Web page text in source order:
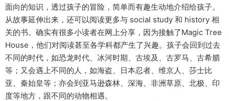
面向的知识，透过孩子的冒险，简单而有趣生动地介绍给孩子。
从故事延伸出来，还可以阅读更多与 social study 和 history 相
关的书。确实有很多小读者在网上分享，因为接触了Magic Tree
House，他们对阅读甚至各学科都产生了兴趣。孩子会回到过去
不同的时代，如恐龙时代、冰河时期、古埃及、古罗马、古希腊
等；又会遇上不同的人，如海盗、日本忍者、维京人、莎士比
亚、秦始皇等；亦会到亚马逊森林、深海、非洲草原、北极、印
度等地方，跟不同的动物相遇。